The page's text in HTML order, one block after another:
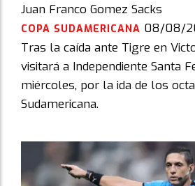
Juan Franco Gomez Sacks
COPA SUDAMERICANA 08/08/
Tras la caída ante Tigre en
visitará a Independiente Santa
miércoles, por la ida de los
Sudamericana.